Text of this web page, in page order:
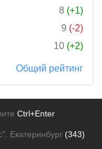
8 (+1)
9 (-2)
10 (+2)
Общий рейтинг
Ctrl+Enter
Екатеринбург (343)